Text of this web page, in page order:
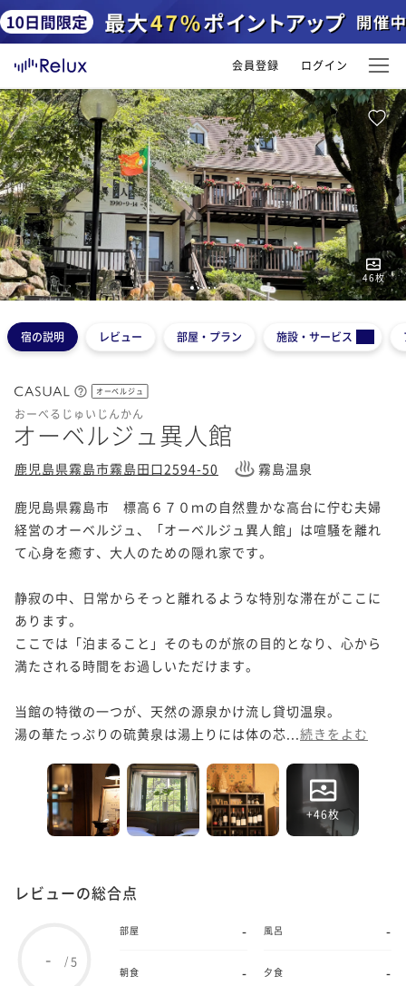
会員登録 ログイン
46枚
12345
宿の説明 レビュー 部屋・プラン 施設・サービス
オーベルジュ
おーべるじゅいじんかん
オーベルジュ異人館
鹿児島県霧島市霧島田口2594-50 霧島温泉
鹿児島県霧島市　標高６７０ｍの自然豊かな高台に佇む夫婦
経営のオーベルジュ、「オーベルジュ異人館」は喧騒を離れ
て心身を癒す、大人のための隠れ家です。
静寂の中、日常からそっと離れるような特別な滞在がここに
あります。
ここでは「泊まること」そのものが旅の目的となり、心から
満たされる時間をお過しいただけます。
当館の特徴の一つが、天然の源泉かけ流し貸切温泉。
湯の華たっぷりの硫黄泉は湯上りには体の芯... 続きをよむ
+46枚
レビューの総合点
- / 5
部屋 - 風呂 -
朝食 - 夕食 -